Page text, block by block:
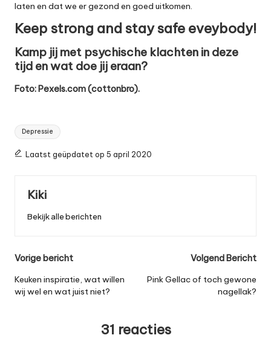
laten en dat we er gezond en goed uitkomen.
Keep strong and stay safe eveybody!
Kamp jij met psychische klachten in deze
tijd en wat doe jij eraan?
Foto: Pexels.com (cottonbro).
Tags:
Depressie
Laatst geüpdatet op 5 april 2020
Kiki
Bekijk alle berichten
Bericht
navigatie
Vorige bericht
Keuken inspiratie, wat willen
wij wel en wat juist niet?
Volgend Bericht
Pink Gellac of toch gewone
nagellak?
31 reacties